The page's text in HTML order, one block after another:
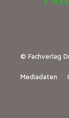
© Fachverlag
Mediadaten